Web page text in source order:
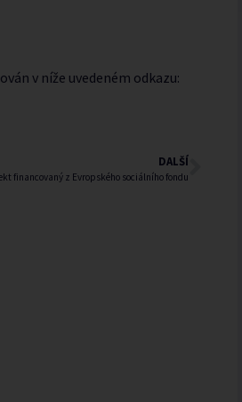
v níže uvedeném odkazu:
DALŠÍ
financovaný z Evropského sociálního fondu